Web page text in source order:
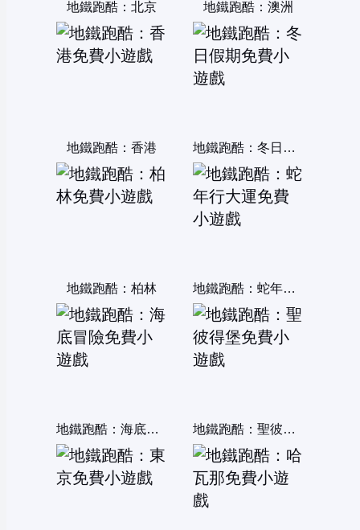
地鐵跑酷：北京 地鐵跑酷：澳洲
地鐵跑酷：香港 地鐵跑酷：冬日假期
地鐵跑酷：柏林 地鐵跑酷：蛇年行大運
地鐵跑酷：海底冒險 地鐵跑酷：聖彼得堡